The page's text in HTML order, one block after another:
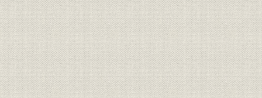
財務・業績
[三井銀行] 調書類之儘当時決算
之見込
明治二十
社訓 三井家憲第二草案 明治二四
経営;社訓 ロイスレル氏意見書
明治二四
年七月廿日